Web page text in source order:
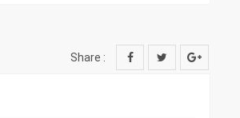
Share :